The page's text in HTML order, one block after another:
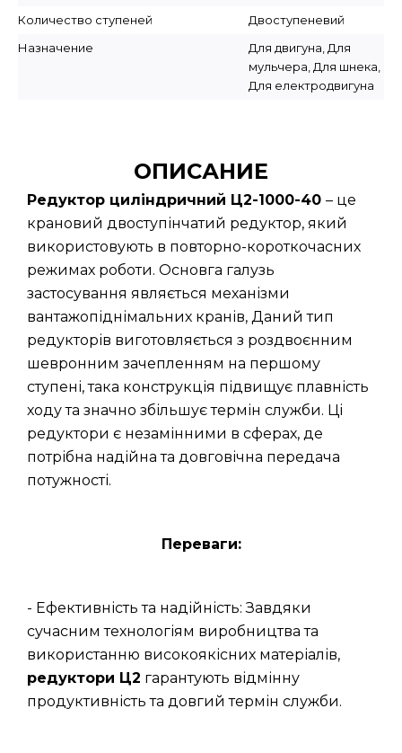
Количество ступеней
Двоступеневий
Назначение
Для двигуна, Для
мульчера, Для шнека,
Для електродвигуна
ОПИСАНИЕ
Редуктор циліндричний Ц2-1000-40 – це
крановий двоступінчатий редуктор, який
використовують в повторно-короткочасних
режимах роботи. Основга галузь
застосування являється механізми
вантажопіднімальних кранів, Даний тип
редукторів виготовляється з роздвоєнним
шевронним зачепленням на першому
ступені, така конструкція підвищує плавність
ходу та значно збільшує термін служби. Ці
редуктори є незамінними в сферах, де
потрібна надійна та довговічна передача
потужності.
Переваги:
- Ефективність та надійність: Завдяки
сучасним технологіям виробництва та
використанню високоякісних матеріалів,
редуктори Ц2 гарантують відмінну
продуктивність та довгий термін служби.